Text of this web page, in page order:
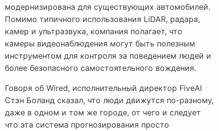
модернизирована для существующих автомобилей.
Помимо типичного использования LiDAR, радара,
камер и ультразвука, компания полагает, что
камеры видеонаблюдения могут быть полезным
инструментом для контроля за поведением людей и
более безопасного самостоятельного вождения.
Говоря об Wired, исполнительный директор FiveAI
Стэн Боланд сказал, что люди движутся по-разному,
даже в одном и том же городе, от чего и следует
что эта система прогнозирования просто